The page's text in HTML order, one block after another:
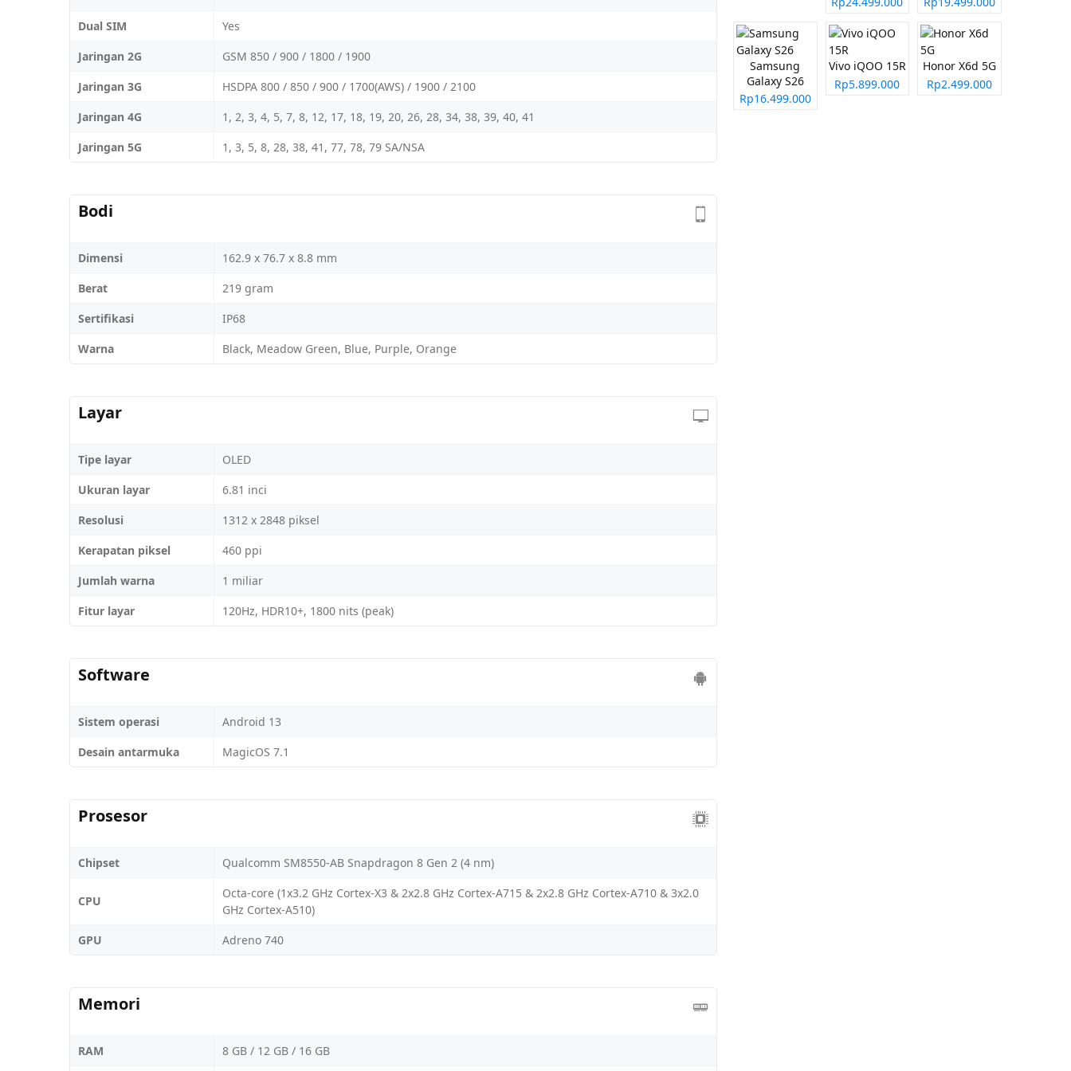
Dual SIM
Yes
Jaringan 2G
GSM 850 / 900 / 1800 / 1900
Jaringan 3G
HSDPA 800 / 850 / 900 / 1700(AWS) / 1900 / 2100
Jaringan 4G
1, 2, 3, 4, 5, 7, 8, 12, 17, 18, 19, 20, 26, 28, 34, 38, 39, 40, 41
Jaringan 5G
1, 3, 5, 8, 28, 38, 41, 77, 78, 79 SA/NSA
Bodi
Dimensi
162.9 x 76.7 x 8.8 mm
Berat
219 gram
Sertifikasi
IP68
Warna
Black, Meadow Green, Blue, Purple, Orange
Layar
Tipe layar
OLED
Ukuran layar
6.81 inci
Resolusi
1312 x 2848 piksel
Kerapatan piksel
460 ppi
Jumlah warna
1 miliar
Fitur layar
120Hz, HDR10+, 1800 nits (peak)
Software
Sistem operasi
Android 13
Desain antarmuka
MagicOS 7.1
Prosesor
Chipset Qualcomm SM8550-AB Snapdragon 8 Gen 2 (4 nm)
CPU
Octa-core (1x3.2 GHz Cortex-X3 & 2x2.8 GHz Cortex-A715 & 2x2.8 GHz Cortex-A710 & 3x2.0
GHz Cortex-A510)
GPU
Adreno 740
Memori
RAM 8 GB / 12 GB / 16 GB
Samsung
Galaxy S26
Rp16.499.000
Vivo iQOO 15R
Rp5.899.000
Honor X6d 5G
Rp2.499.000